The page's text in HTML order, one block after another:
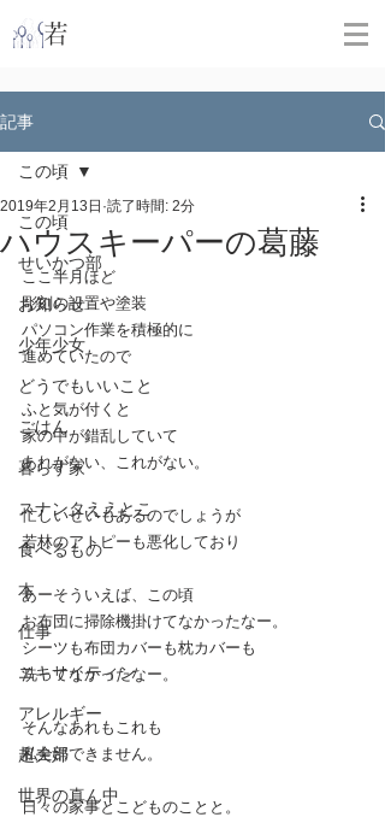
​
記事
この頃
せいかつ部
お知らせ
少年少女
どうでもいいこと
ごはん
暮らす家
スナンタええとこ
食べるもの
本
仕事
エキサイティン
アレルギー
超夫婦
世界の真ん中
この頃
ハウスキーパーの葛藤
2019年2月13日 読了時間: 2分
ここ半月ほど
彫刻の設置や塗装
パソコン作業を積極的に
進めていたので
ふと気が付くと
家の中が錯乱していて
あれがない、これがない。
忙しいせいもあるのでしょうが
若林のアトピーも悪化しており
あーそういえば、この頃
お布団に掃除機掛けてなかったなー。
シーツも布団カバーも枕カバーも
洗ってなかったなー。
そんなあれもこれも
私全部できません。
日々の家事とこどものことと。